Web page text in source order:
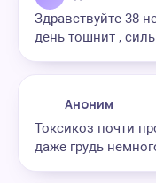
Здравствуйте 38
день тошнит ,
Аноним
Токсикоз почти
даже грудь